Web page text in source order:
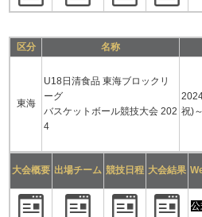
区分 名称
東海
U18日清食品 東海ブロックリ
ーグ
バスケットボール競技大会 202
4
祝)
大会概要 出場チーム 競技日程 大会結果
公